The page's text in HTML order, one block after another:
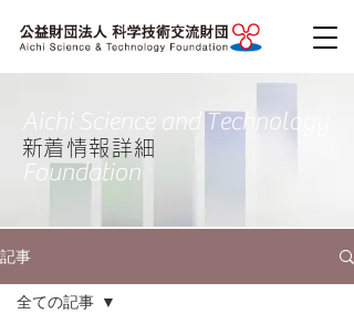
Aichi Science and Technology
Foundation
​新着情報詳細
記事
全ての記事